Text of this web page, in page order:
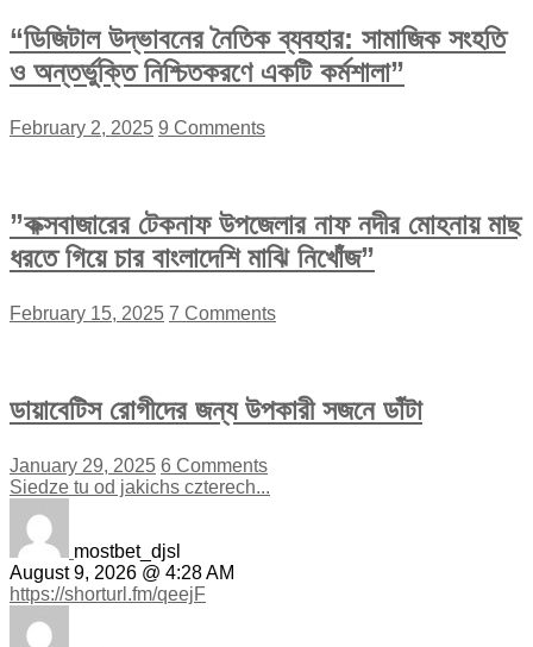
“ডিজিটাল উদ্ভাবনের নৈতিক ব্যবহার: সামাজিক সংহতি
ও অন্তর্ভুক্তি নিশ্চিতকরণে একটি কর্মশালা”
February 2, 2025 9 Comments
”কক্সবাজারের টেকনাফ উপজেলার নাফ নদীর মোহনায় মাছ
ধরতে গিয়ে চার বাংলাদেশি মাঝি নিখোঁজ”
February 15, 2025 7 Comments
ডায়াবেটিস রোগীদের জন্য উপকারী সজনে ডাঁটা
January 29, 2025 6 Comments
Siedze tu od jakichs czterech...
mostbet_djsl
August 9, 2026 @ 4:28 AM
https://shorturl.fm/qeejF